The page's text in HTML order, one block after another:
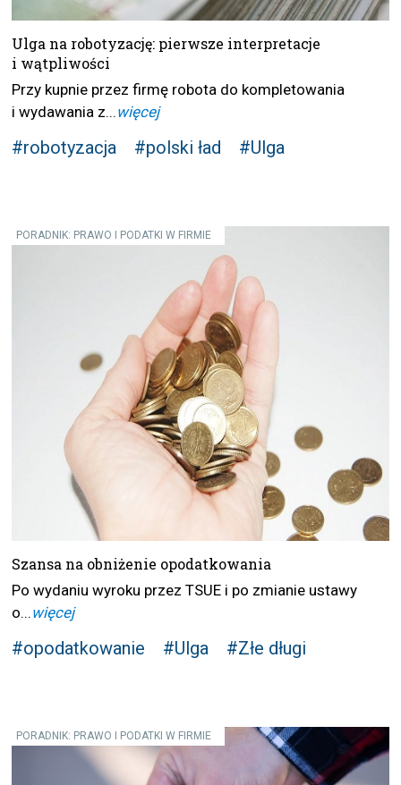
Ulga na robotyzację: pierwsze interpretacje
i wątpliwości
Przy kupnie przez firmę robota do kompletowania
i wydawania z...więcej
#robotyzacja #polski ład #Ulga
PORADNIK: PRAWO I PODATKI W FIRMIE
Szansa na obniżenie opodatkowania
Po wydaniu wyroku przez TSUE i po zmianie ustawy
o...więcej
#opodatkowanie #Ulga #Złe długi
PORADNIK: PRAWO I PODATKI W FIRMIE